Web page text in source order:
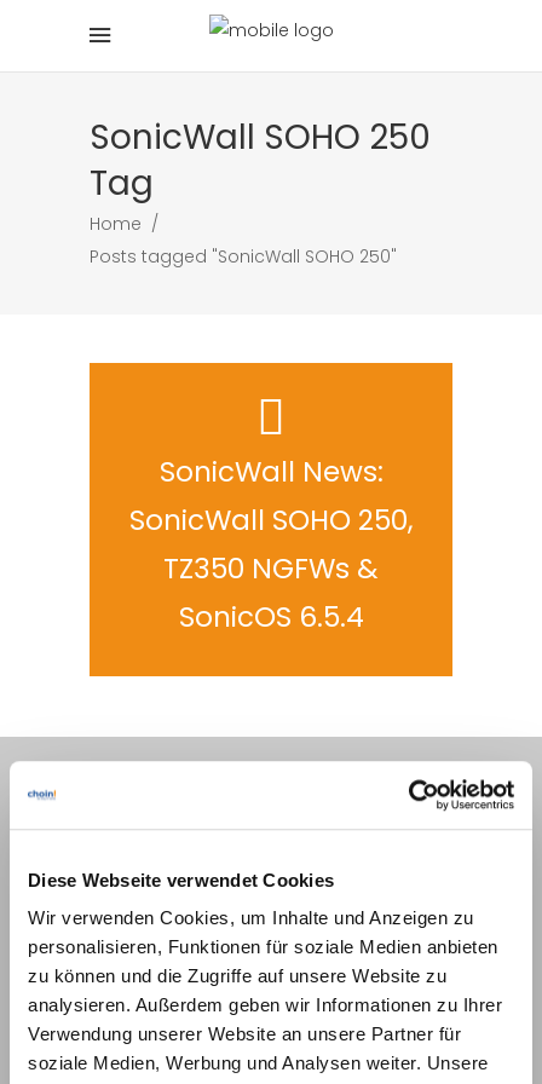
Diese Webseite verwendet Cookies
Wir verwenden Cookies, um Inhalte und Anzeigen zu
personalisieren, Funktionen für soziale Medien anbieten
zu können und die Zugriffe auf unsere Website zu
analysieren. Außerdem geben wir Informationen zu Ihrer
Verwendung unserer Website an unsere Partner für
soziale Medien, Werbung und Analysen weiter. Unsere
SonicWall SOHO 250
Tag
Home /
Posts tagged "SonicWall SOHO 250"
SonicWall News:
SonicWall SOHO 250,
TZ350 NGFWs &
SonicOS 6.5.4
IT-Service
Seminare
Karriere